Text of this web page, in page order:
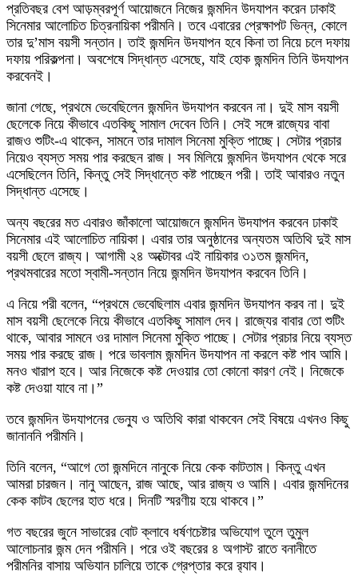
প্রতিবছর বেশ আড়ম্বরপূর্ণ আয়োজনে নিজের জন্মদিন উদযাপন করেন ঢাকাই
সিনেমার আলোচিত চিত্রনায়িকা পরীমনি। তবে এবারের প্রেক্ষাপট ভিন্ন, কোলে
তার দু’মাস বয়সী সন্তান। তাই জন্মদিন উদযাপন হবে কিনা তা নিয়ে চলে দফায়
দফায় পরিকল্পনা। অবশেষে সিদ্ধান্ত এসেছে, যাই হোক জন্মদিন তিনি উদযাপন
করবেনই।
জানা গেছে, প্রথমে ভেবেছিলেন জন্মদিন উদযাপন করবেন না। দুই মাস বয়সী
ছেলেকে নিয়ে কীভাবে এতকিছু সামাল দেবেন তিনি। সেই সঙ্গে রাজ্যের বাবা
রাজও শুটিং-এ থাকেন, সামনে তার দামাল সিনেমা মুক্তি পাচ্ছে। সেটার প্রচার
নিয়েও ব্যস্ত সময় পার করছেন রাজ। সব মিলিয়ে জন্মদিন উদযাপন থেকে সরে
এসেছিলেন তিনি, কিন্তু সেই সিদ্ধান্তে কষ্ট পাচ্ছেন পরী। তাই আবারও নতুন
সিদ্ধান্ত এসেছে।
অন্য বছরের মত এবারও জাঁকালো আয়োজনে জন্মদিন উদযাপন করবেন ঢাকাই
সিনেমার এই আলোচিত নায়িকা। এবার তার অনুষ্ঠানের অন্যতম অতিথি দুই মাস
বয়সী ছেলে রাজ্য। আগামী ২৪ অক্টোবর এই নায়িকার ৩১তম জন্মদিন,
প্রথমবারের মতো স্বামী-সন্তান নিয়ে জন্মদিন উদযাপন করবেন তিনি।
এ নিয়ে পরী বলেন, “প্রথমে ভেবেছিলাম এবার জন্মদিন উদযাপন করব না। দুই
মাস বয়সী ছেলেকে নিয়ে কীভাবে এতকিছু সামাল দেব। রাজ্যের বাবার তো শুটিং
থাকে, আবার সামনে ওর দামাল সিনেমা মুক্তি পাচ্ছে। সেটার প্রচার নিয়ে ব্যস্ত
সময় পার করছে রাজ। পরে ভাবলাম জন্মদিন উদযাপন না করলে কষ্ট পাব আমি।
মনও খারাপ হবে। আর নিজেকে কষ্ট দেওয়ার তো কোনো কারণ নেই। নিজেকে
কষ্ট দেওয়া যাবে না।”
তবে জন্মদিন উদযাপনের ভেন্যু ও অতিথি কারা থাকবেন সেই বিষয়ে এখনও কিছু
জানাননি পরীমনি।
তিনি বলেন, “আগে তো জন্মদিনে নানুকে নিয়ে কেক কাটতাম। কিন্তু এখন
আমরা চারজন। নানু আছেন, রাজ আছে, আর রাজ্য ও আমি। এবার জন্মদিনের
কেক কাটব ছেলের হাত ধরে। দিনটি স্মরণীয় হয়ে থাকবে।”
গত বছরের জুনে সাভারের বোট ক্লাবে ধর্ষণচেষ্টার অভিযোগ তুলে তুমুল
আলোচনার জন্ম দেন পরীমনি। পরে ওই বছরের ৪ অগাস্ট রাতে বনানীতে
পরীমনির বাসায় অভিযান চালিয়ে তাকে গ্রেপ্তার করে র‌্যাব।